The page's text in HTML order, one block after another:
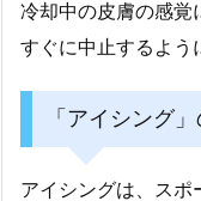
冷却中の皮膚の感覚
すぐに中止するよう
「アイシング
アイシングは、スポ